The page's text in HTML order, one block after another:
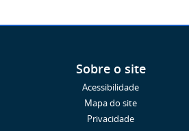
Sobre o site
Acessibilidade
Mapa do site
Privacidade